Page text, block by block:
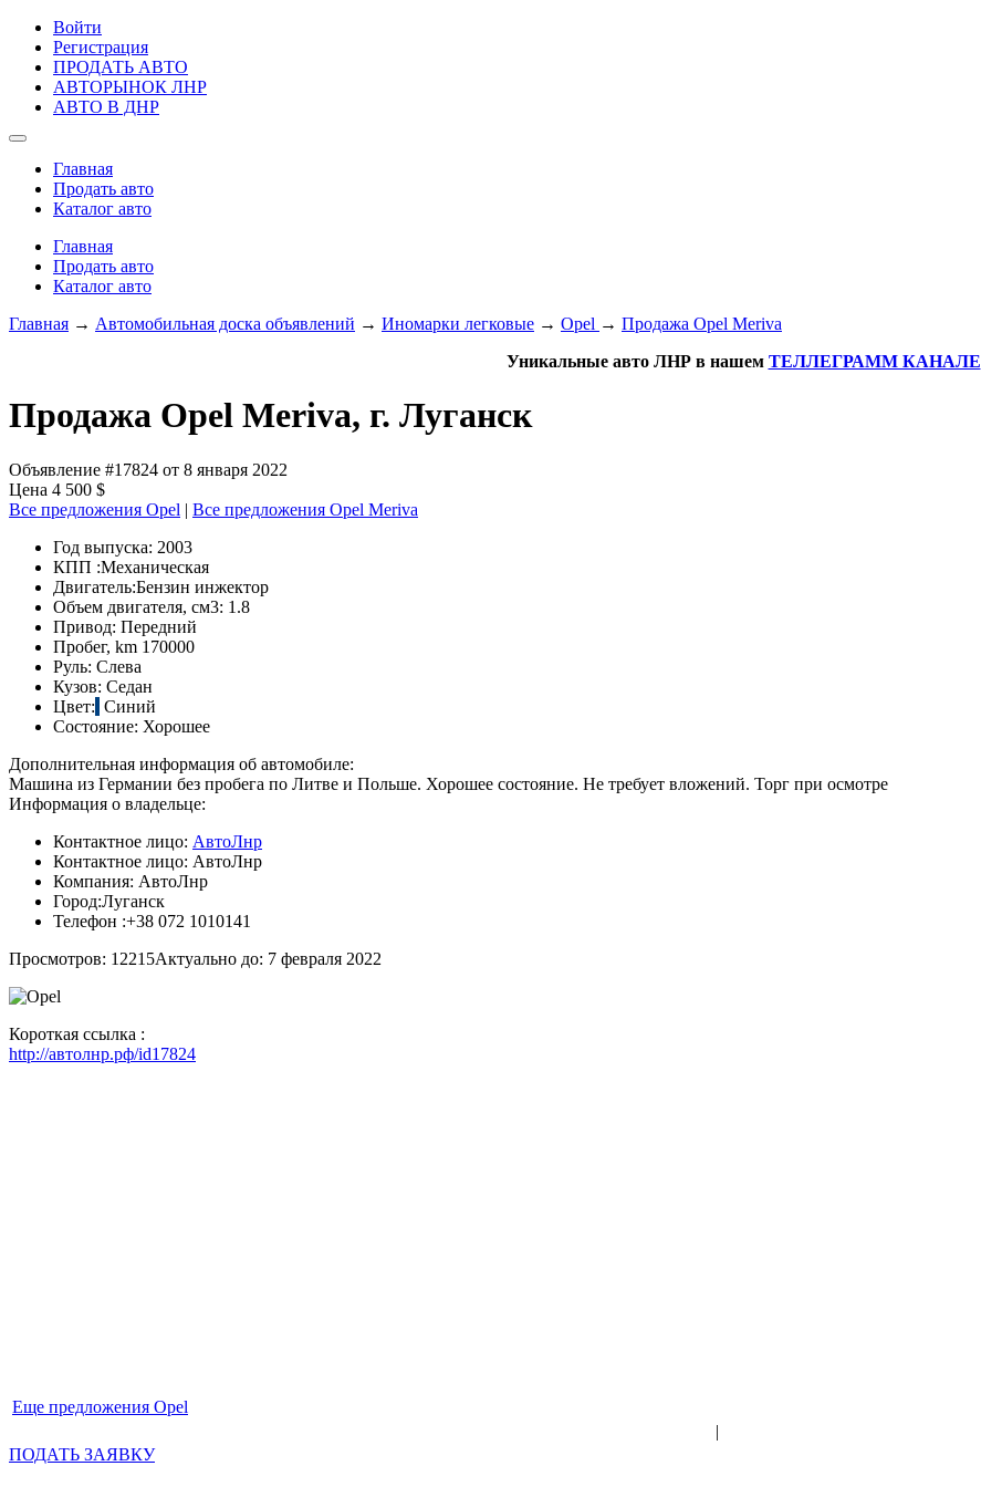
Войти
Регистрация
ПРОДАТЬ АВТО
АВТОРЫНОК ЛНР
АВТО В ДНР
Главная
Продать авто
Каталог авто
Главная
Продать авто
Каталог авто
Главная → Автомобильная доска объявлений → Иномарки легковые → Opel → Продажа Opel Meriva
Уникальные авто ЛНР в нашем ТЕЛЛЕГРАММ КАНАЛЕ
Продажа Opel Meriva, г. Луганск
Объявление #17824 от 8 января 2022
Цена 4 500 $
Все предложения Opel | Все предложения Opel Meriva
Год выпуска: 2003
КПП :Механическая
Двигатель:Бензин инжектор
Объем двигателя, см3: 1.8
Привод: Передний
Пробег, km 170000
Руль: Слева
Кузов: Седан
Цвет: Синий
Состояние: Хорошее
Дополнительная информация об автомобиле:
Машина из Германии без пробега по Литве и Польше. Хорошее состояние. Не требует вложений. Торг при осмотре
Информация о владельце:
Контактное лицо: АвтоЛнр
Контактное лицо: АвтоЛнр
Компания: АвтоЛнр
Город:Луганск
Телефон :+38 072 1010141
Просмотров: 12215Актуально до: 7 февраля 2022
Короткая ссылка :
http://автолнр.рф/id17824
Еще предложения Opel
|
ПОДАТЬ ЗАЯВКУ